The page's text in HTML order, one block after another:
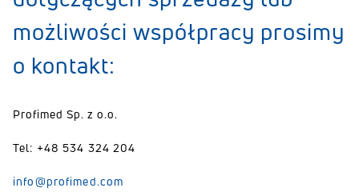
możliwości współpracy prosimy
o kontakt:
Profimed Sp. z o.o.
Tel: +48 534 324 204
info@profimed.com